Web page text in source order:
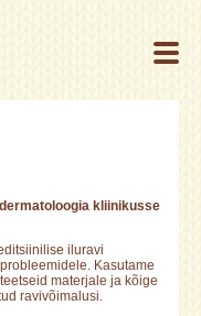
kliinikusse
iluravi
Kasutame
materjale ja kõige
ravivõimalusi.